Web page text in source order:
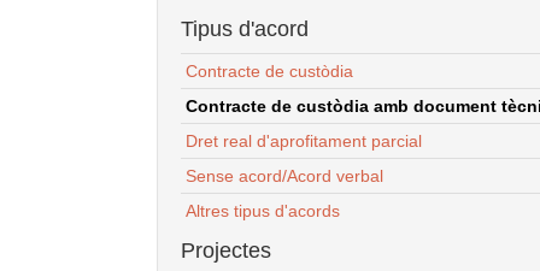
Tipus d'acord
Contracte de custòdia
Contracte de custòdia amb document
Dret real d'aprofitament parcial
Sense acord/Acord verbal
Altres tipus d'acords
Projectes